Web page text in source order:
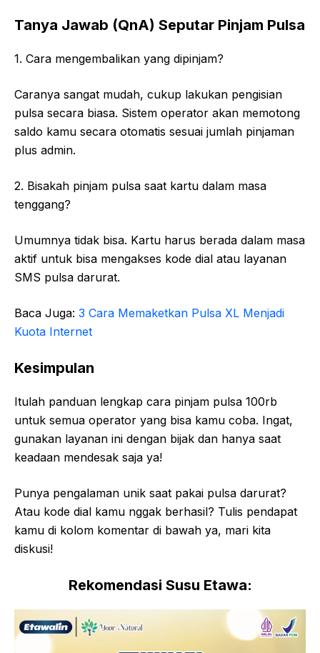
Tanya Jawab (QnA) Seputar Pinjam Pulsa
1. Cara mengembalikan yang dipinjam?
Caranya sangat mudah, cukup lakukan pengisian
pulsa secara biasa. Sistem operator akan memotong
saldo kamu secara otomatis sesuai jumlah pinjaman
plus admin.
2. Bisakah pinjam pulsa saat kartu dalam masa
tenggang?
Umumnya tidak bisa. Kartu harus berada dalam masa
aktif untuk bisa mengakses kode dial atau layanan
SMS pulsa darurat.
Baca Juga: 3 Cara Memaketkan Pulsa XL Menjadi
Kuota Internet
Kesimpulan
Itulah panduan lengkap cara pinjam pulsa 100rb
untuk semua operator yang bisa kamu coba. Ingat,
gunakan layanan ini dengan bijak dan hanya saat
keadaan mendesak saja ya!
Punya pengalaman unik saat pakai pulsa darurat?
Atau kode dial kamu nggak berhasil? Tulis pendapat
kamu di kolom komentar di bawah ya, mari kita
diskusi!
Rekomendasi Susu Etawa: